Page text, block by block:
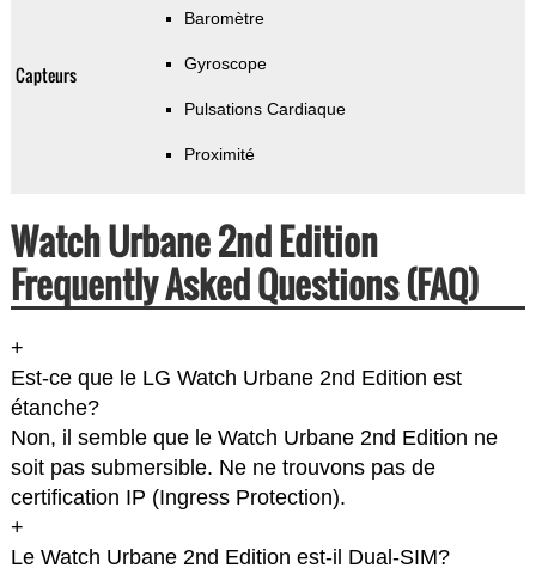
Capteurs
Baromètre
Gyroscope
Pulsations Cardiaque
Proximité
Watch Urbane 2nd Edition
Frequently Asked Questions (FAQ)
+
Est-ce que le LG Watch Urbane 2nd Edition est
étanche?
Non, il semble que le Watch Urbane 2nd Edition ne
soit pas submersible. Ne ne trouvons pas de
certification IP (Ingress Protection).
+
Le Watch Urbane 2nd Edition est-il Dual-SIM?